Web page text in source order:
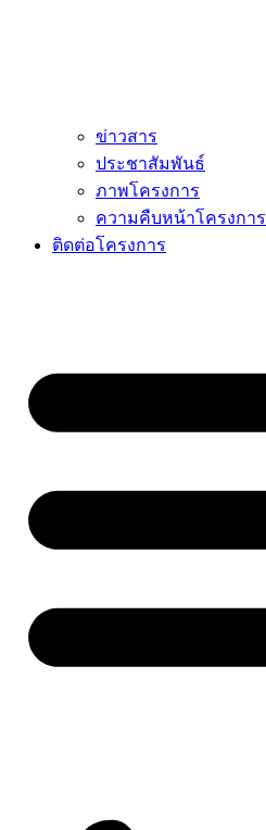
ข่าวสาร
ประชาสัมพันธ์
ภาพโครงการ
ความคืบหน้าโครงการ
ติดต่อโครงการ